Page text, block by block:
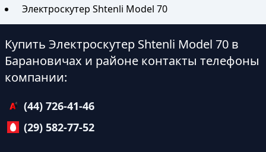
Электроскутер Shtenli Model 70
Купить Электроскутер Shtenli Model 70 в
Барановичах и районе контакты телефоны
компании:
(44) 726-41-46
(29) 582-77-52